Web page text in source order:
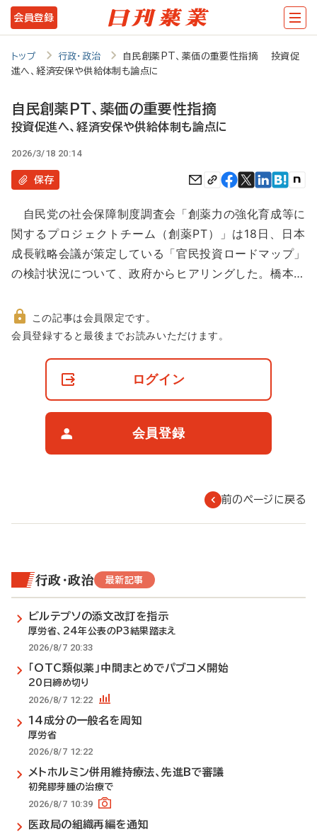
メ
イ
コ
テ
ツ
に
動
会員登録
トップ 行政・政治
自民創薬PT、薬価の重要性指摘 投資促
進へ、経済安保や供給体制も論点に
自民創薬PT、薬価の重要性指摘
投資促進へ、経済安保や供給体制も論点に
2026/3/18 20:14
保存
自民党の社会保障制度調査会「創薬力の強化育成等に
関するプロジェクトチーム（創薬PT）」は18日、日本
成長戦略会議が策定している「官民投資ロードマップ」
の検討状況について、政府からヒアリングした。橋本…
非
この記事は会員限定です。
会員登録すると最後までお読みいただけます。
ログイン
会員登録
前のページに戻る
行政・政治 最新記事
ビルテプソの添文改訂を指示
厚労省、24年公表のP3結果踏まえ
2026/8/7 20:33
「OTC類似薬」中間まとめでパブコメ開始
20日締め切り
2026/8/7 12:22
14成分の一般名を周知
厚労省
2026/8/7 12:22
メトホルミン併用維持療法、先進Bで審議
初発膠芽腫の治療で
2026/8/7 10:39
医政局の組織再編を通知